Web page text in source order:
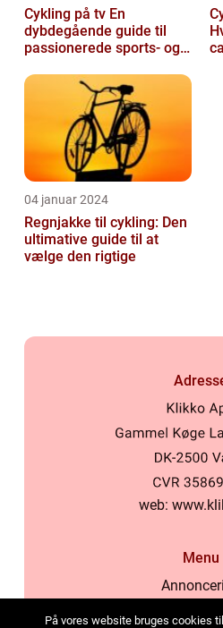
Cykling på tv En
dybdegående guide til
passionerede sports- og
04 januar 2024
Regnjakke til cykling: Den
ultimative guide til at
vælge den rigtige
web:
Menu
På vores website bruges cookies